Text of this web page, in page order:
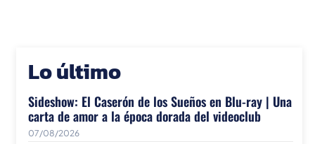
Lo último
Sideshow: El Caserón de los Sueños en Blu-ray | Una
carta de amor a la época dorada del videoclub
07/08/2026